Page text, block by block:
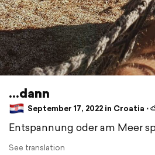
...dann
September 17, 2022 in Croatia ⋅
Entspannung oder am Meer
See translation